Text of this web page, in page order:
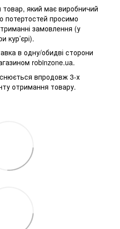
який має виробничий
потертостей просимо
замовлення (у
кур’єрі).
в одну/обидві сторони
robinzone.ua.
впродовж 3-х
отримання товару.